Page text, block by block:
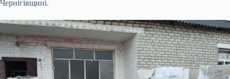
Чернігівщині.